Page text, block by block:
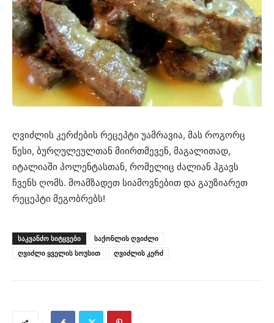
ღვიძლის კერძების რეცეპტი უამრავია, მას როგორც
წესი, ბურღულეულთან მიირთმევენ, მაგალითად,
იტალიაში პოლენტასთან, რომელიც ძალიან ჰგავს
ჩვენს ღომს. მოამზადეთ სიამოვნებით და გაუზიარეთ
რეცეპტი მეგობრებს!
ᲡᲐᲙᲕᲐᲜᲫᲝ ᲡᲘᲢᲧᲕᲔᲑᲘ
საქონლის ღვიძლი
ღვიძლი ყველის სოუსით
ღვიძლის კერძ